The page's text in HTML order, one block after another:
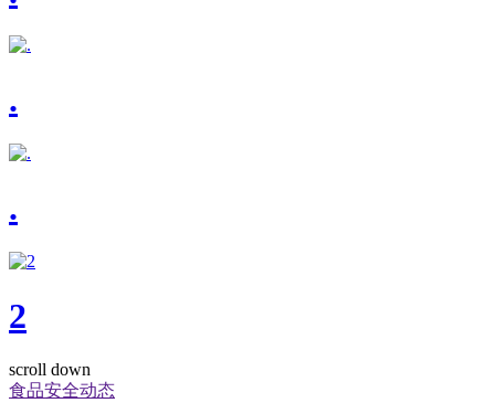
.
.
2
scroll down
食品安全动态